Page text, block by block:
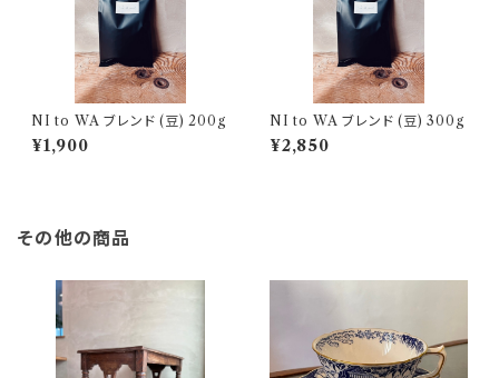
NI to WA ブレンド (豆) 200g
¥1,900
NI to WA ブレンド (豆) 300g
¥2,850
その他の商品